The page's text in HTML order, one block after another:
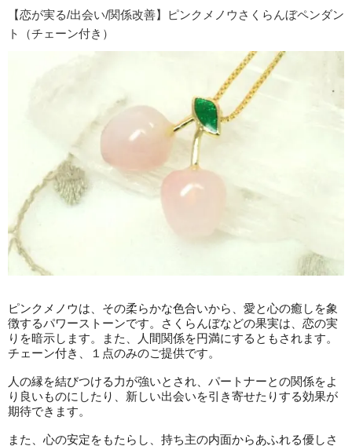
【恋が実る/出会い/関係改善】ピンクメノウさくらんぼペンダン
ト（チェーン付き）
ピンクメノウは、その柔らかな色合いから、愛と心の癒しを象
徴するパワーストーンです。さくらんぼなどの果実は、恋の実
りを暗示します。また、人間関係を円満にするともされます。
チェーン付き、１点のみのご提供です。
人の縁を結びつける力が強いとされ、パートナーとの関係をよ
り良いものにしたり、新しい出会いを引き寄せたりする効果が
期待できます。
また、心の安定をもたらし、持ち主の内面からあふれる優しさ